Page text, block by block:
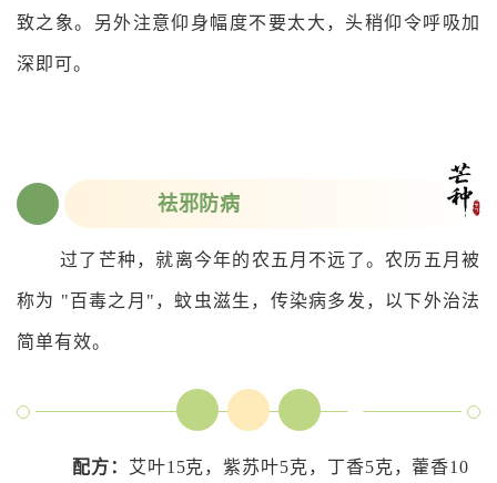
致之象。另外注意仰身幅度不要太大，头稍仰令呼吸加
深即可。
祛邪防病
过了芒种，就离今年的农五月不远了。农历五月被
称为 "百毒之月"，蚊虫滋生，传染病多发，以下外治法
简单有效。
囊
配方： 艾叶15克，紫苏叶5克，丁香5克，藿香10